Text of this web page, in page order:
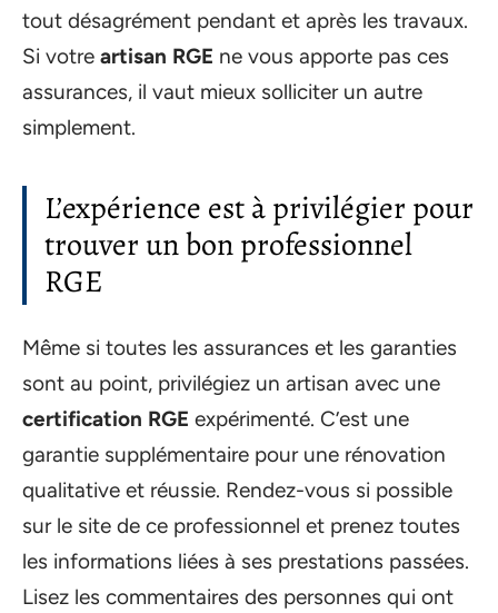
tout désagrément pendant et après les travaux.
Si votre artisan RGE ne vous apporte pas ces
assurances, il vaut mieux solliciter un autre
simplement.
L’expérience est à privilégier pour
trouver un bon professionnel
RGE
Même si toutes les assurances et les garanties
sont au point, privilégiez un artisan avec une
certification RGE expérimenté. C’est une
garantie supplémentaire pour une rénovation
qualitative et réussie. Rendez-vous si possible
sur le site de ce professionnel et prenez toutes
les informations liées à ses prestations passées.
Lisez les commentaires des personnes qui ont